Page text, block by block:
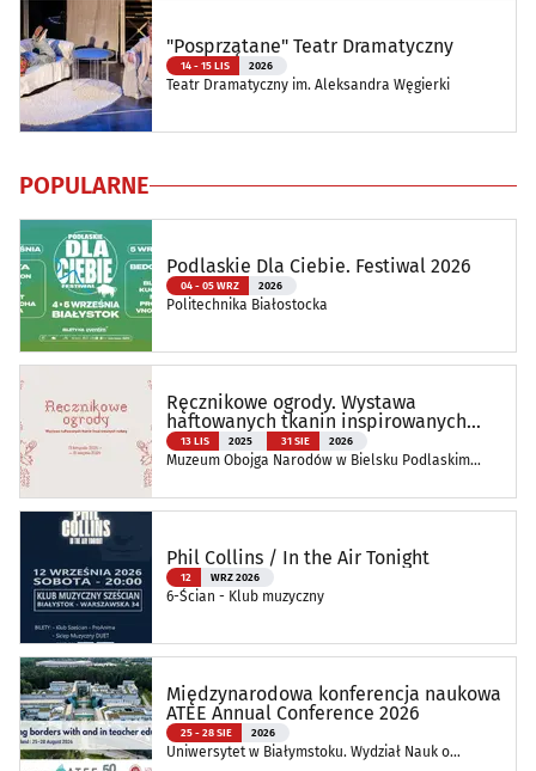
"Posprzątane" Teatr Dramatyczny
14 - 15 LIS 2026
Teatr Dramatyczny im. Aleksandra Węgierki
POPULARNE
Podlaskie Dla Ciebie. Festiwal 2026
04 - 05 WRZ 2026
Politechnika Białostocka
Ręcznikowe ogrody. Wystawa
haftowanych tkanin inspirowanych
naturą
13 LIS 2025 31 SIE 2026
Muzeum Obojga Narodów w Bielsku Podlaskim
Phil Collins / In the Air Tonight
12 WRZ 2026
6-Ścian - Klub muzyczny
Międzynarodowa konferencja naukowa
ATEE Annual Conference 2026
25 - 28 SIE 2026
Uniwersytet w Białymstoku. Wydział Nauk o